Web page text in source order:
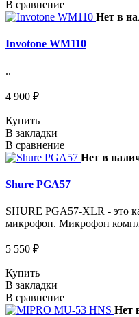
В сравнение
Нет в
Invotone WM110
..
4 900 ₽
Купить
В закладки
В сравнение
Нет в
Shure PGA57
SHURE PGA57-XLR - это
микрофон. Микрофон
5 550 ₽
Купить
В закладки
В сравнение
Нет